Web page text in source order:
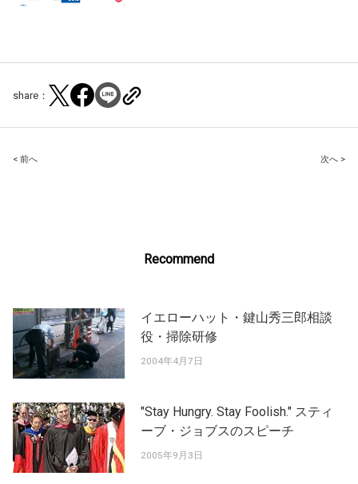
share：
Post
< 前へ 次へ >
Recommend
イエローハット・鍵山秀三郎相談
役・掃除研修
2004年4月7日
"Stay Hungry. Stay Foolish." スティ
ーブ・ジョブスのスピーチ
2005年9月3日